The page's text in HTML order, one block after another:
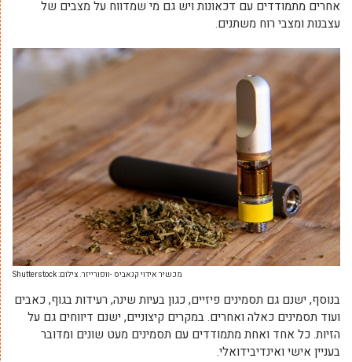
אחרים מתמודדים עם דכאונות ויש גם מי שמדווח על מצבים של
עצבנות ומצבי רוח משתנים.
מכשיר אידוי קנאביס -וופורייזר. צילום: Shutterstock
בנוסף, ישנם גם תסמינים פיזיים, כגון בעיות שינה, רעידות בגוף, כאבים
ועוד תסמינים כאלה ואחרים. במקרים קיצוניים, ישנם דיווחים גם על
הזיות. כל אחד ואחת מתמודדים עם תסמינים מעט שונים ומדובר
בעניין אישי ואינדיבידואלי.